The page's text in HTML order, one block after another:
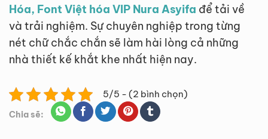
Hóa, Font Việt hóa VIP Nura Asyifa để tải về
và trải nghiệm. Sự chuyên nghiệp trong từng
nét chữ chắc chắn sẽ làm hài lòng cả những
nhà thiết kế khắt khe nhất hiện nay.
5/5 - (2 bình chọn)
Chia sẽ: